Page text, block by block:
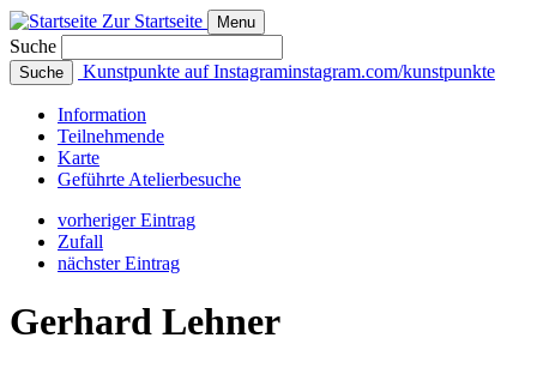
Zur Startseite Menu
Suche
Suche Kunstpunkte auf Instagraminstagram.com/kunstpunkte
Information
Teilnehmende
Karte
Geführte Atelierbesuche
vorheriger Eintrag
Zufall
nächster Eintrag
Gerhard Lehner